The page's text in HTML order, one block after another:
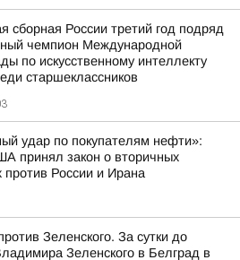
сборная России третий год подряд
чемпион Международной
по искусственному интеллекту
старшеклассников
удар по покупателям нефти»:
принял закон о вторичных
против России и Ирана
Зеленского. За сутки до
Зеленского в Белград в